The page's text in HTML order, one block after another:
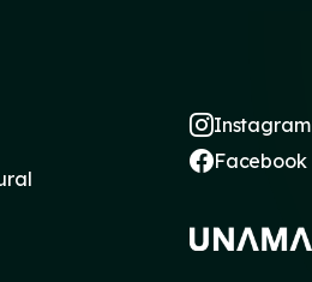
Instagram
Facebook